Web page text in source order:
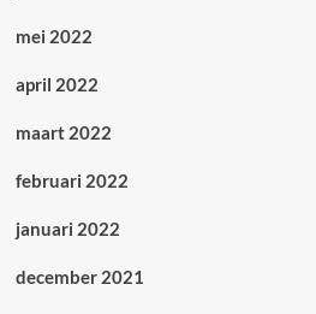
mei 2022
april 2022
maart 2022
februari 2022
januari 2022
december 2021